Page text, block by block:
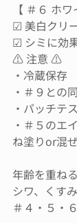
【 ＃６ ホ
☑︎ 美白クリ
☑︎ シミに効
⚠︎ 注意 ⚠︎
・冷蔵保存
・＃９との
・パッチテ
・＃５のエ
ね塗りor混
年齢を重ね
シワ、くす
＃４・５・